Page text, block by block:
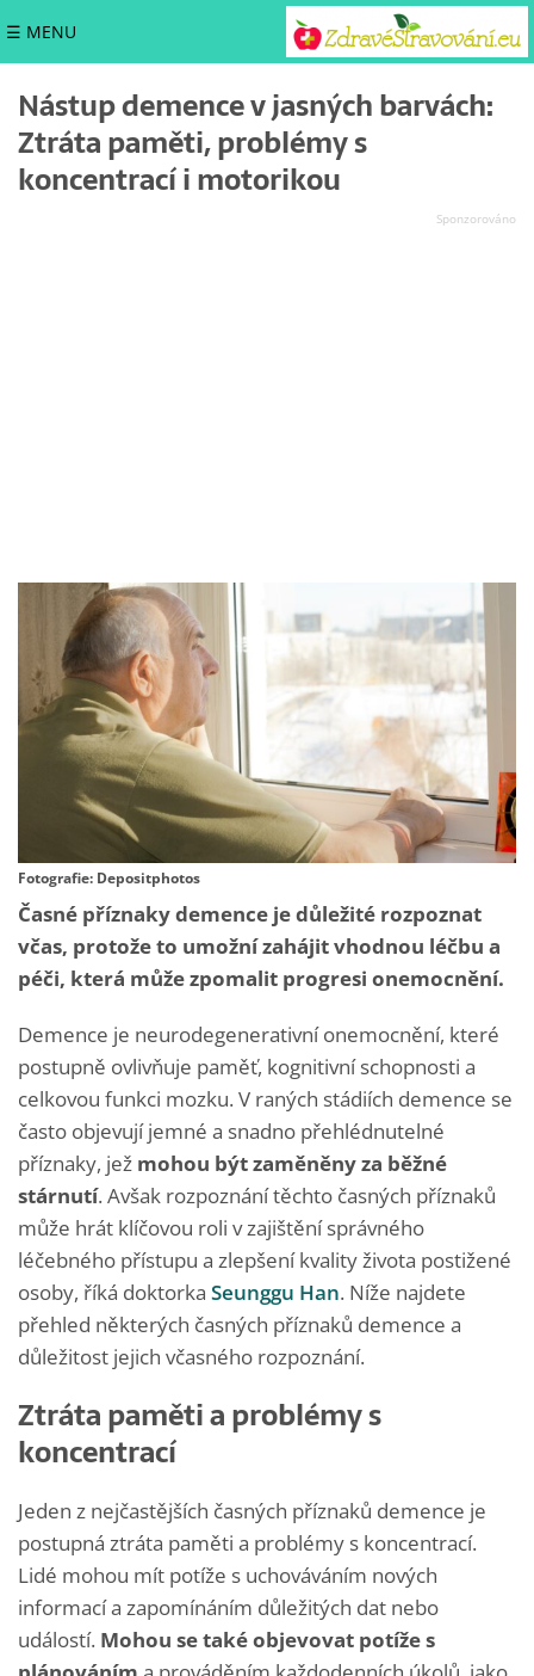
☰ MENU
Nástup demence v jasných barvách:
Ztráta paměti, problémy s
koncentrací i motorikou
Fotografie: Depositphotos
Časné příznaky demence je důležité rozpoznat
včas, protože to umožní zahájit vhodnou léčbu a
péči, která může zpomalit progresi onemocnění.
Demence je neurodegenerativní onemocnění, které
postupně ovlivňuje paměť, kognitivní schopnosti a
celkovou funkci mozku. V raných stádiích demence se
často objevují jemné a snadno přehlédnutelné
příznaky, jež mohou být zaměněny za běžné
stárnutí. Avšak rozpoznání těchto časných příznaků
může hrát klíčovou roli v zajištění správného
léčebného přístupu a zlepšení kvality života postižené
osoby, říká doktorka Seunggu Han. Níže najdete
přehled některých časných příznaků demence a
důležitost jejich včasného rozpoznání.
Ztráta paměti a problémy s
koncentrací
Jeden z nejčastějších časných příznaků demence je
postupná ztráta paměti a problémy s koncentrací.
Lidé mohou mít potíže s uchováváním nových
informací a zapomínáním důležitých dat nebo
událostí. Mohou se také objevovat potíže s